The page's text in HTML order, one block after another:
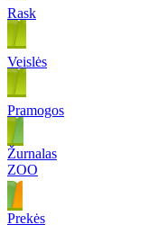
Rask
Veislės
Pramogos
Žurnalas
ZOO
Prekės